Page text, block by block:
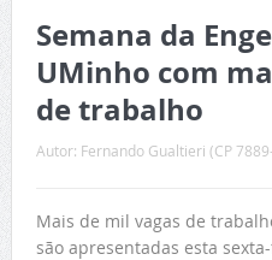
Semana da
UMinho com
de trabalho
Autor: Fernando Gualtieri (CP
Mais de mil vagas de
são apresentadas esta